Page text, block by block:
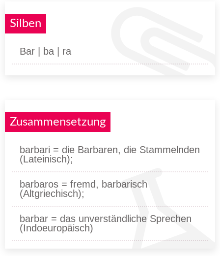
Silben
Bar | ba | ra
Zusammensetzung
barbari = die Barbaren, die Stammelnden
(Lateinisch);
barbaros = fremd, barbarisch
(Altgriechisch);
barbar = das unverständliche Sprechen
(Indoeuropäisch)